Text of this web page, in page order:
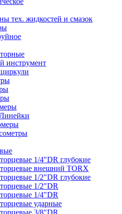
тех. жидкостей и смазок
инструмент
1/4"DR глубокие
внешний TORX
1/2"DR глубокие
1/2"DR
1/4"DR
ударные
3/8"DR